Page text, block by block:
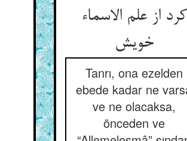
کرد از علم الاسماء
خویش‌‌
Tanrı, ona ezelden
ebede kadar ne
ve ne olacaksa,
önceden ve